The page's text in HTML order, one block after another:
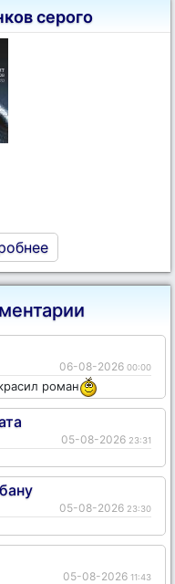
серого
06-08-2026 00:00
роман
05-08-2026 23:31
05-08-2026 23:30
05-08-2026 11:43